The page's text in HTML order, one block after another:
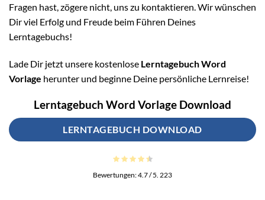
Fragen hast, zögere nicht, uns zu kontaktieren. Wir wünschen
Dir viel Erfolg und Freude beim Führen Deines
Lerntagebuchs!
Lade Dir jetzt unsere kostenlose Lerntagebuch Word
Vorlage herunter und beginne Deine persönliche Lernreise!
Lerntagebuch Word Vorlage Download
LERNTAGEBUCH DOWNLOAD
Bewertungen:4.7/ 5. 223